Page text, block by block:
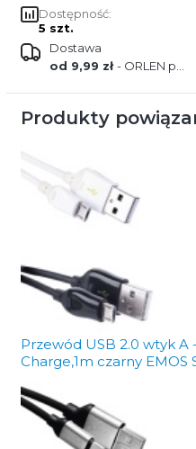
Dostępność:
5 szt.
Dostawa
od 9,99 zł- ORLEN paczka
Produkty
Przewód USB 2.0 wtyk
Charge,1m czarny EMOS